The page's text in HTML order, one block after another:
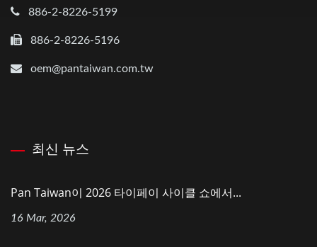
886-2-8226-5199
886-2-8226-5196
oem@pantaiwan.com.tw
최신 뉴스
Pan Taiwan이 2026 타이페이 사이클 쇼에서...
16 Mar, 2026